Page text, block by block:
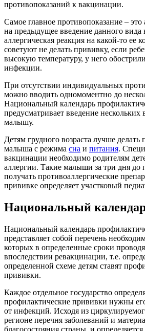
противопоказаний к вакцинации.
Самое главное противопоказание – это
на предыдущее введение данного вида
аллергическая реакция на какой-то ее
советуют не делать прививку, если
высокую температуру, у него
инфекции.
При отсутствии индивидуальных
можно вводить одномоментно до
Национальный календарь
предусматривает введение
малышу.
Детям грудного возраста лучше
малыша с режима сна и питания.
вакцинации необходимо родителям
аллергии. Такие малыши за три дня
получать противоаллергические
прививке определяет участковый
Национальный
Национальный календарь
представляет собой перечень
которых в определенные сроки
впоследствии ревакцинации, т.е.
определенной схеме детям ставят
прививки.
Каждое отдельное государство
профилактические прививки нужны
от инфекций. Исходя из
регионе перечня заболеваний и
благосостояния страны, и